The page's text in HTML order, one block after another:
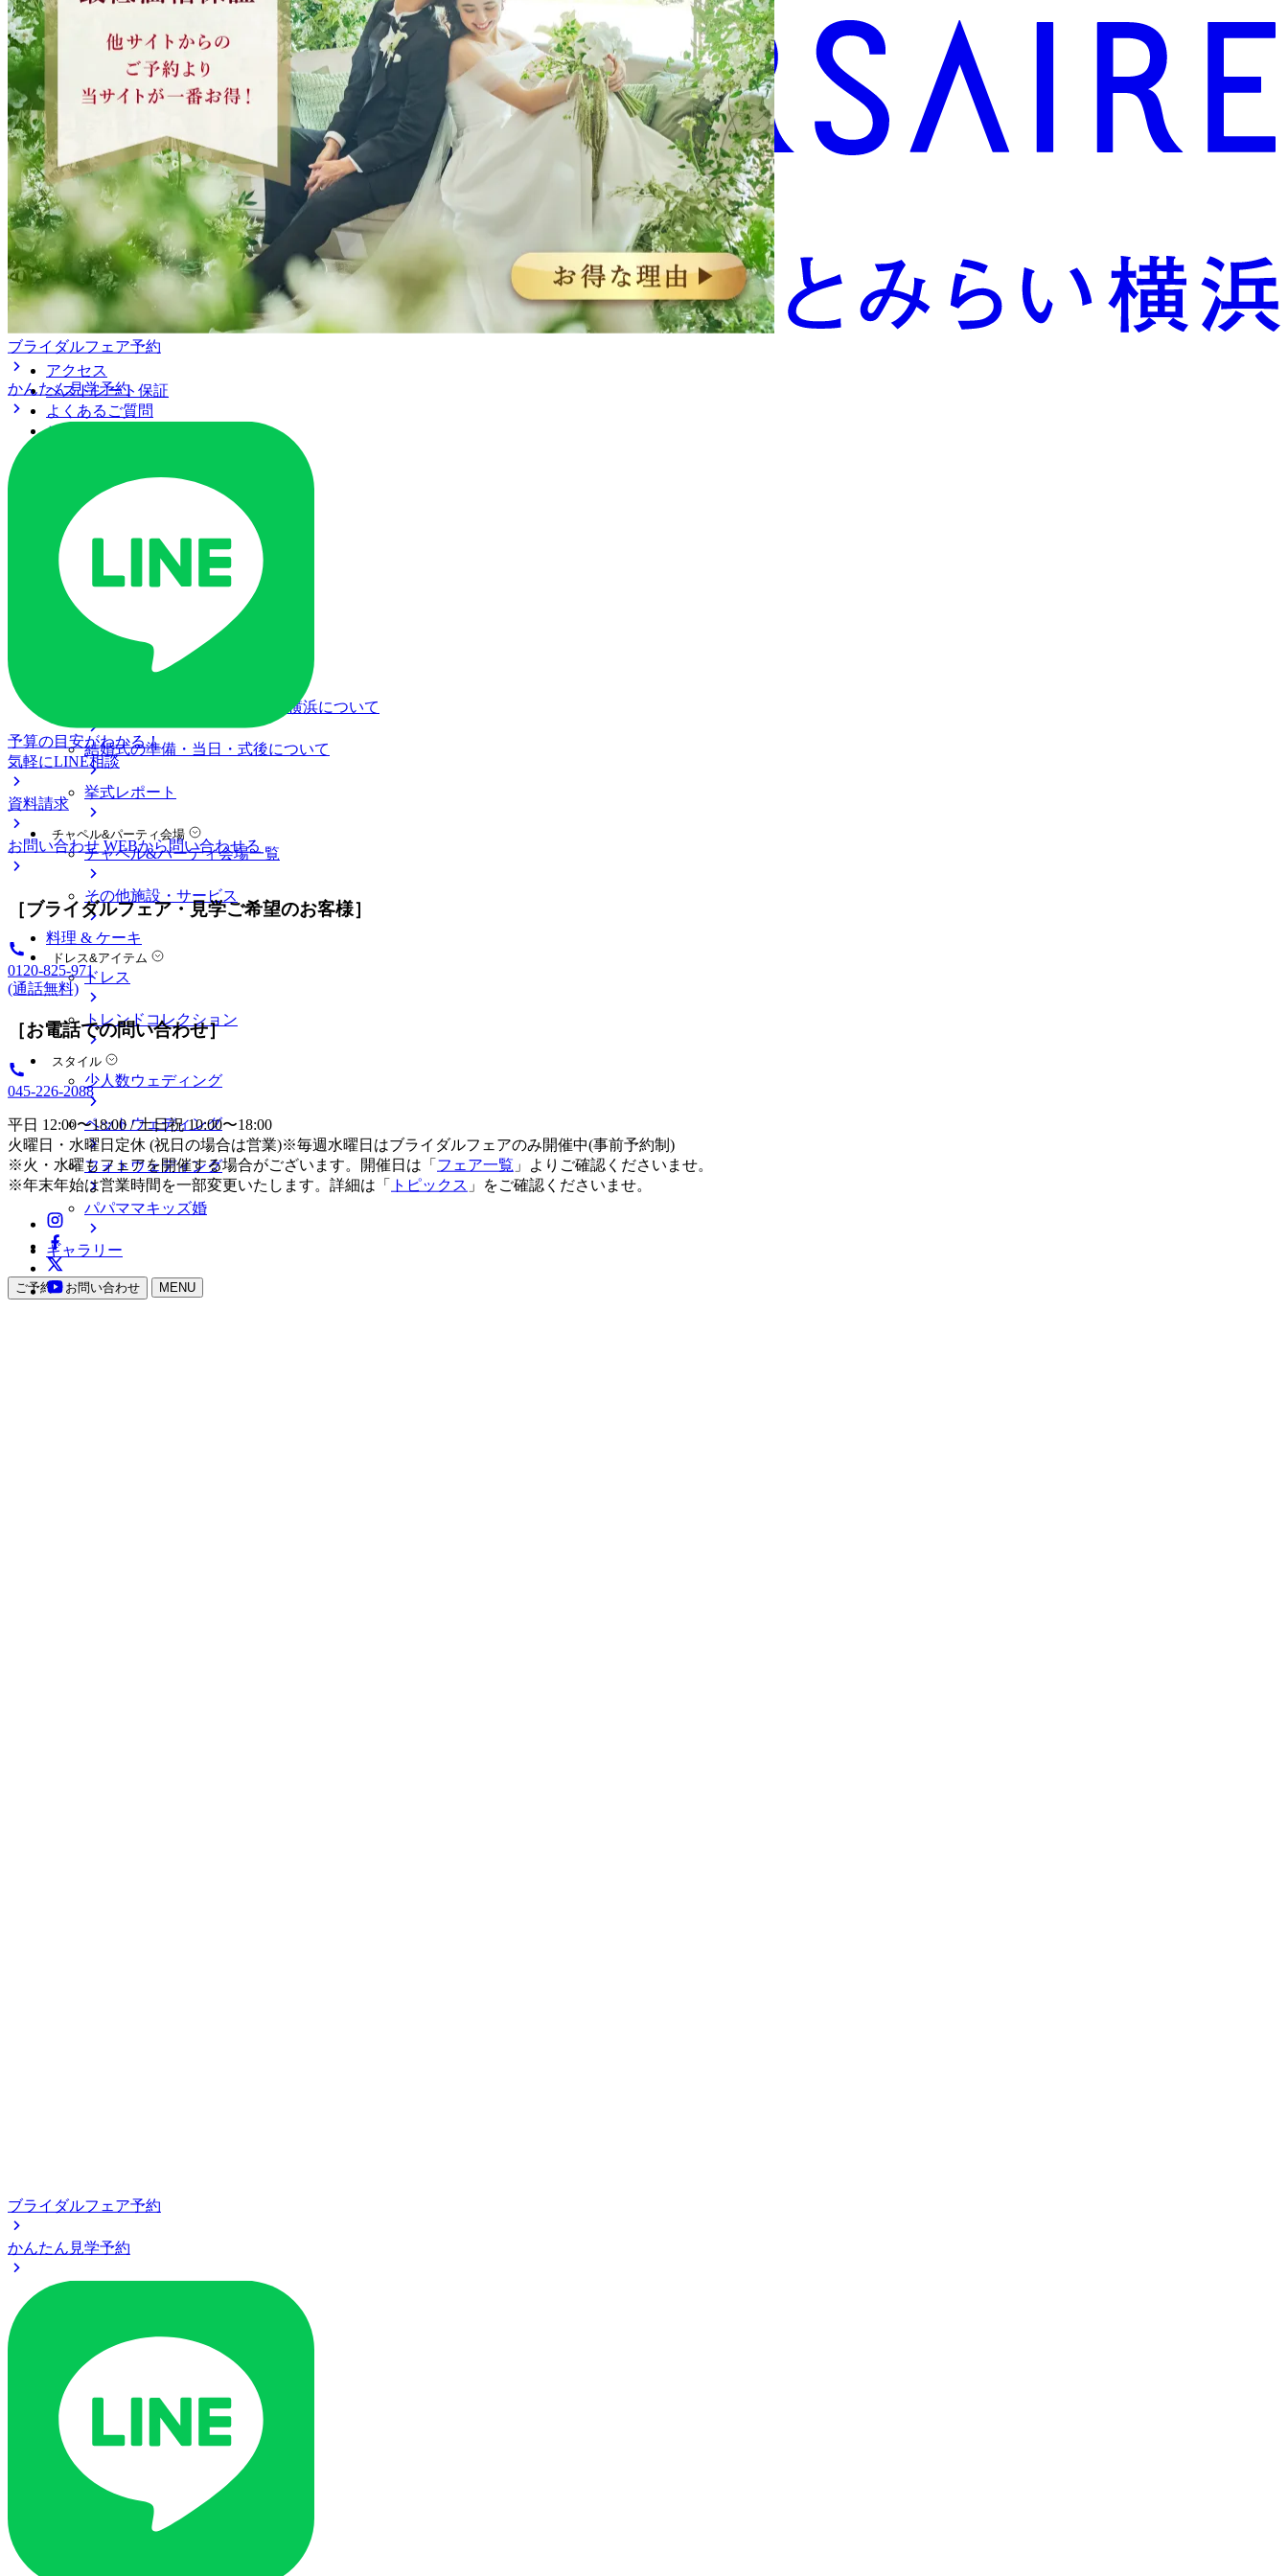
アクセス
ベストレート保証
よくあるご質問
ご列席の皆様へ
ご予約・お問い合わせ
ブライダルフェア
ブライダルフェア一覧
ブライダルフェアの基礎知識
アニヴェルセル みなとみらい横浜について
結婚式の準備・当日・式後について
挙式レポート
チャペル&パーティ会場
チャペル&パーティ会場一覧
その他施設・サービス
料理 & ケーキ
ドレス&アイテム
ドレス
トレンドコレクション
スタイル
少人数ウェディング
ペットウェディング
フォトウェディング
パパママキッズ婚
ギャラリー
ご予約・お問い合わせ MENU
ブライダルフェア予約
かんたん見学予約
予算の目安がわかる！
気軽にLINE相談
資料請求
お問い合わせ WEBから問い合わせる
［ブライダルフェア・見学ご希望のお客様］
0120-825-971
(通話無料)
［お電話での問い合わせ］
045-226-2088
平日 12:00〜18:00 / 土日祝 10:00〜18:00
火曜日・水曜日定休 (祝日の場合は営業)※毎週水曜日はブライダルフェアのみ開催中(事前予約制)
※火・水曜もフェアを開催する場合がございます。開催日は「フェア一覧 」よりご確認くださいませ。
※年末年始は営業時間を一部変更いたします。詳細は「 トピックス 」をご確認くださいませ。
ブライダルフェア予約
かんたん見学予約